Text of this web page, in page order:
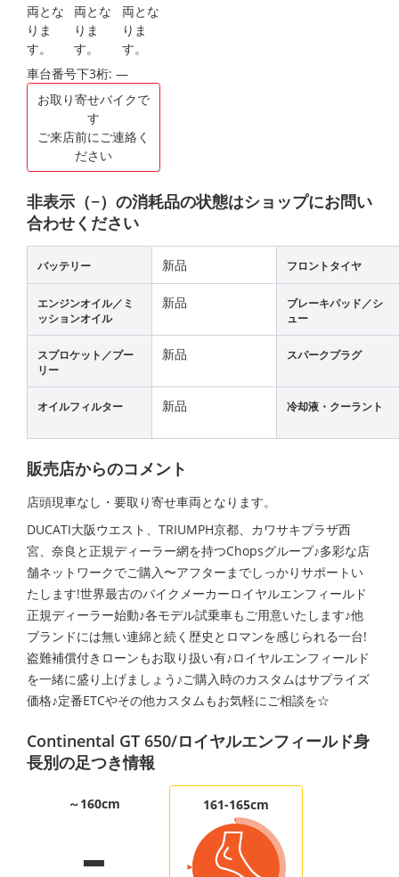
車台番号下3桁: ―
お取り寄せバイクで
す
ご来店前にご連絡く
ださい
非表示（−）の消耗品の状態はショップにお問い
合わせください
バッテリー 新品 フロントタイヤ
エンジンオイル／ミ
ッションオイル
新品
ブレーキパッド／シ
ュー
スプロケット／プー
リー
新品 スパークプラグ
オイルフィルター 新品 冷却液・クーラント
販売店からのコメント
店頭現車なし・要取り寄せ車両となります。
DUCATI大阪ウエスト、TRIUMPH京都、カワサキプラザ西
宮、奈良と正規ディーラー網を持つChopsグループ♪多彩な店
舗ネットワークでご購入〜アフターまでしっかりサポートい
たします!世界最古のバイクメーカーロイヤルエンフィールド
正規ディーラー始動♪各モデル試乗車もご用意いたします♪他
ブランドには無い連綿と続く歴史とロマンを感じられる一台!
盗難補償付きローンもお取り扱い有♪ロイヤルエンフィールド
を一緒に盛り上げましょう♪ご購入時のカスタムはサプライズ
価格♪定番ETCやその他カスタムもお気軽にご相談を☆
Continental GT 650/ロイヤルエンフィールド身
長別の足つき情報
～160cm
- 161-165cm